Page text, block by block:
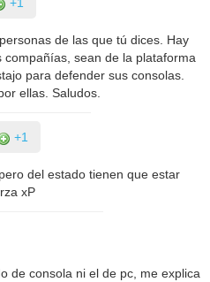
+1
de las que tú dices. Hay
sean de la plataforma
para defender sus consolas.
ellas. Saludos.
+1
del estado tienen que estar
xP
de consola ni el de pc, me explica